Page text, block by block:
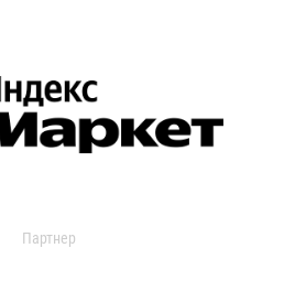
Партнер